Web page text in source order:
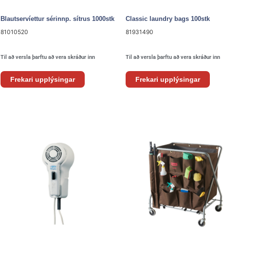
Blautservíettur sérinnp. sítrus 1000stk
81010520
Til að versla þarftu að vera skráður inn
Frekari upplýsingar
Classic laundry bags 100stk
81931490
Til að versla þarftu að vera skráður inn
Frekari upplýsingar